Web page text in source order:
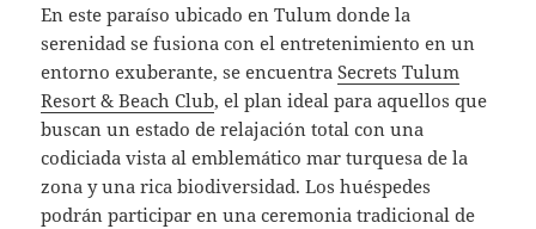
En este paraíso ubicado en Tulum donde la
serenidad se fusiona con el entretenimiento en un
entorno exuberante, se encuentraSecrets Tulum
Resort & Beach Club, el plan ideal para aquellos que
buscan un estado de relajación total con una
codiciada vista al emblemático mar turquesa de la
zona y una rica biodiversidad. Los huéspedes
podrán participar en una ceremonia tradicional de